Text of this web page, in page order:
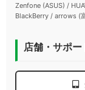
Zenfone (ASUS) /
BlackBerry / arrows (
店舗・サポー